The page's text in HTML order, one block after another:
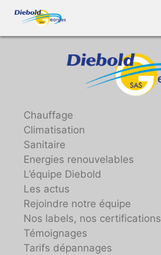
Chauffage
Climatisation
Sanitaire
Energies renouvelables
L’équipe Diebold
Les actus
Rejoindre notre équipe
Nos labels, nos certifications
Témoignages
Tarifs dépannages